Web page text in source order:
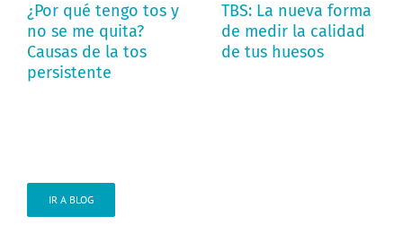
¿Por qué tengo tos y
no se me quita?
Causas de la tos
persistente
TBS: La nueva forma
de medir la calidad
de tus huesos
IR A BLOG